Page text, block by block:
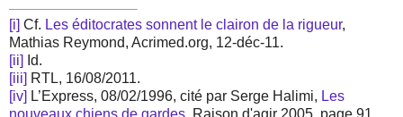
[i] Cf. Les éditocrates sonnent le clairon de la rigueur,
Mathias Reymond, Acrimed.org, 12-déc-11.
[ii]
Id.
[iii]
RTL, 16/08/2011.
[iv] L’Express, 08/02/1996, cité par Serge Halimi, Les